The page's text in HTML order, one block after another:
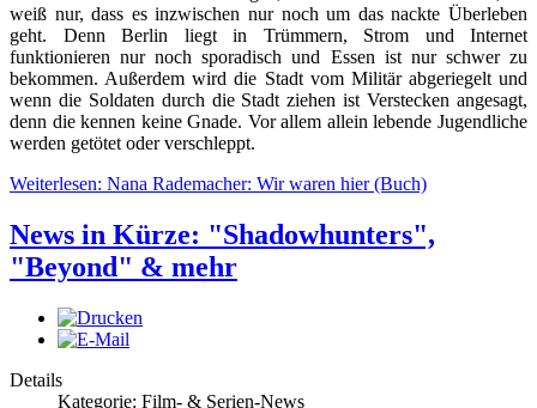
weiß nur, dass es inzwischen nur noch um das nackte Überleben
geht. Denn Berlin liegt in Trümmern, Strom und Internet
funktionieren nur noch sporadisch und Essen ist nur schwer zu
bekommen. Außerdem wird die Stadt vom Militär abgeriegelt und
wenn die Soldaten durch die Stadt ziehen ist Verstecken angesagt,
denn die kennen keine Gnade. Vor allem allein lebende Jugendliche
werden getötet oder verschleppt.
Weiterlesen: Nana Rademacher: Wir waren hier (Buch)
News in Kürze: "Shadowhunters",
"Beyond" & mehr
Details
Kategorie: Film- & Serien-News